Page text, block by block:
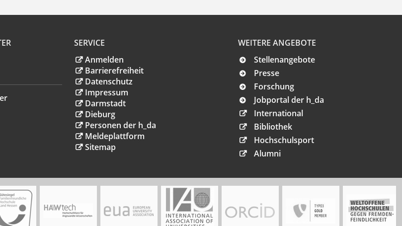
SERVICE
Anmelden
Barrierefreiheit
Datenschutz
Impressum
Darmstadt
Dieburg
Personen der h_da
Meldeplattform
Sitemap
WEITERE ANGEBOTE
Stellenangebote
Presse
Forschung
Jobportal der h_da
International
Bibliothek
Hochschulsport
Alumni